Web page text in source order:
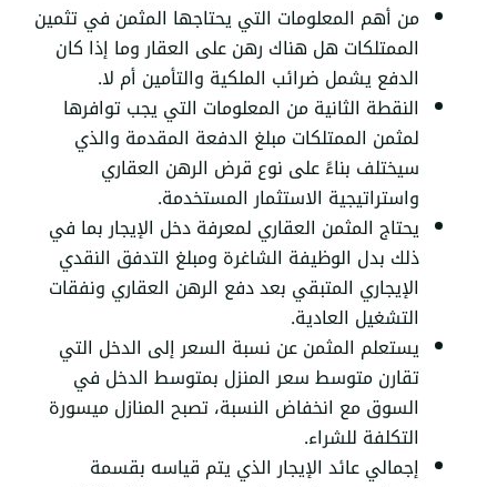
من أهم المعلومات التي يحتاجها المثمن في تثمين
الممتلكات هل هناك رهن على العقار وما إذا كان
الدفع يشمل ضرائب الملكية والتأمين أم لا.
النقطة الثانية من المعلومات التي يجب توافرها
لمثمن الممتلكات مبلغ الدفعة المقدمة والذي
سيختلف بناءً على نوع قرض الرهن العقاري
واستراتيجية الاستثمار المستخدمة.
يحتاج المثمن العقاري لمعرفة دخل الإيجار بما في
ذلك بدل الوظيفة الشاغرة ومبلغ التدفق النقدي
الإيجاري المتبقي بعد دفع الرهن العقاري ونفقات
التشغيل العادية.
يستعلم المثمن عن نسبة السعر إلى الدخل التي
تقارن متوسط سعر المنزل بمتوسط الدخل في
السوق مع انخفاض النسبة، تصبح المنازل ميسورة
التكلفة للشراء.
إجمالي عائد الإيجارالذي يتم قياسه بقسمة